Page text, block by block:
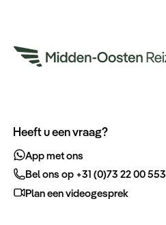
Heeft u een vraag?
App met ons
Bel ons op +31 (0)73 22 00 553
Plan een videogesprek